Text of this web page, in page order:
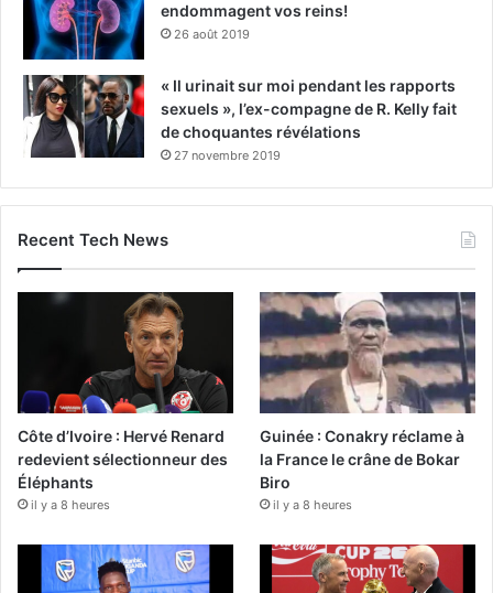
endommagent vos reins!
26 août 2019
« Il urinait sur moi pendant les rapports
sexuels », l’ex-compagne de R. Kelly fait
de choquantes révélations
27 novembre 2019
Recent Tech News
Côte d’Ivoire : Hervé Renard
redevient sélectionneur des
Éléphants
il y a 8 heures
Guinée : Conakry réclame à
la France le crâne de Bokar
Biro
il y a 8 heures